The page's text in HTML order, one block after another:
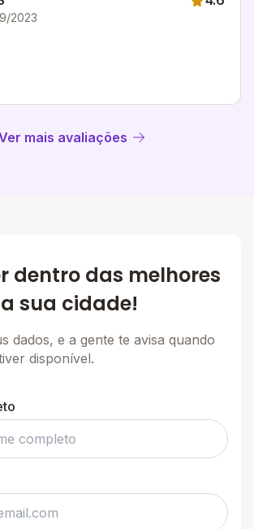
2023
mais avaliações
dentro das melhores
sua cidade!
dados, e a gente te avisa quando
disponível.